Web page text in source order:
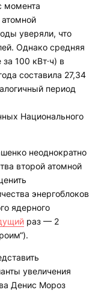
момента
атомной
уверяли, что
Однако средняя
100 кВт·ч) в
составила 27,34
период
Национального
неоднократно
второй атомной
энергоблоков
ядерного
раз — 2
увеличения
Денис Мороз